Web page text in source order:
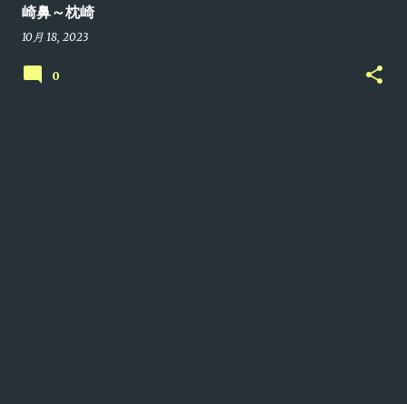
崎鼻～枕崎
10月 18, 2023
0